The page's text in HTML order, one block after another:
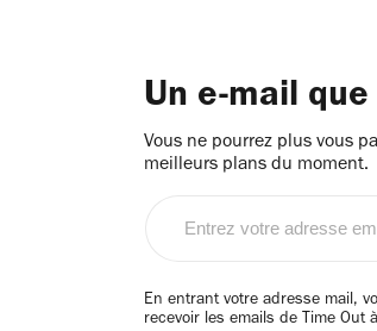
Un e-mail
Vous ne pourrez plus vous
meilleurs plans du moment.
email
En entrant votre adresse mail,
recevoir les emails de Time Out